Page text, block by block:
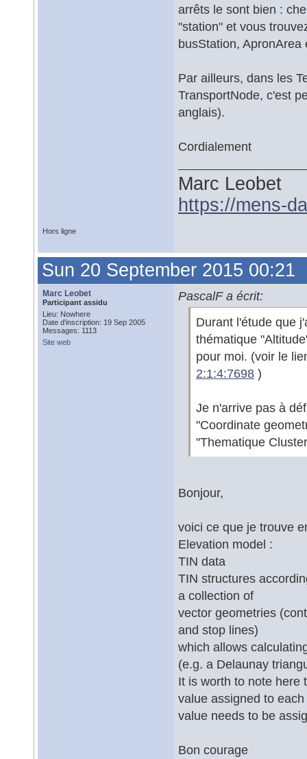
arrêts le sont bien :
"station" et vous
busStation, ApronArea
Par ailleurs, dans les
TransportNode, c'est
anglais).
Cordialement
Marc Leobet
https://mens-
Hors ligne
Sun 20 September 2015 00:21
Marc Leobet
Participant assidu
Lieu: Nowhere
Date d'inscription: 19 Sep 2005
Messages: 1113
Site web
PascalF a écrit:
Durant l'étude que
thématique
pour moi. (voir le
2:1:4:7698 )
Je n'arrive pas à
"Coordinate
"Thematique
Bonjour,
voici ce que je trouve
Elevation model :
TIN data
TIN structures
a collection of
vector geometries
and stop lines)
which allows
(e.g. a Delaunay
It is worth to note here
value assigned to
value needs to be
Bon courage